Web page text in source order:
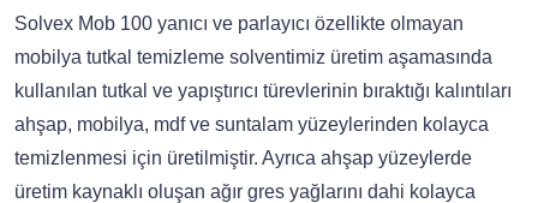
Solvex Mob 100 yanıcı ve parlayıcı özellikte olmayan
mobilya tutkal temizleme solventimiz üretim aşamasında
kullanılan tutkal ve yapıştırıcı türevlerinin bıraktığı kalıntıları
ahşap, mobilya, mdf ve suntalam yüzeylerinden kolayca
temizlenmesi için üretilmiştir. Ayrıca ahşap yüzeylerde
üretim kaynaklı oluşan ağır gres yağlarını dahi kolayca